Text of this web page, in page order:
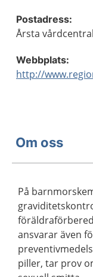
Postadress:
Årsta
Webbplats:
http://
Om oss
På
ansvarar även
piller, tar prov